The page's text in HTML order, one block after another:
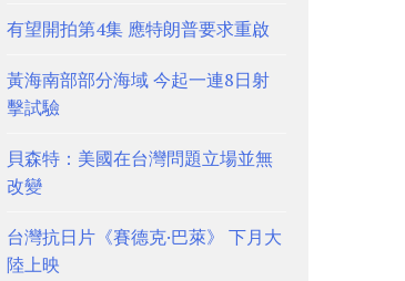
有望開拍第4集 應特朗普要求重啟
黃海南部部分海域 今起一連8日射
擊試驗
貝森特：美國在台灣問題立場並無
改變
台灣抗日片《賽德克·巴萊》 下月大
陸上映